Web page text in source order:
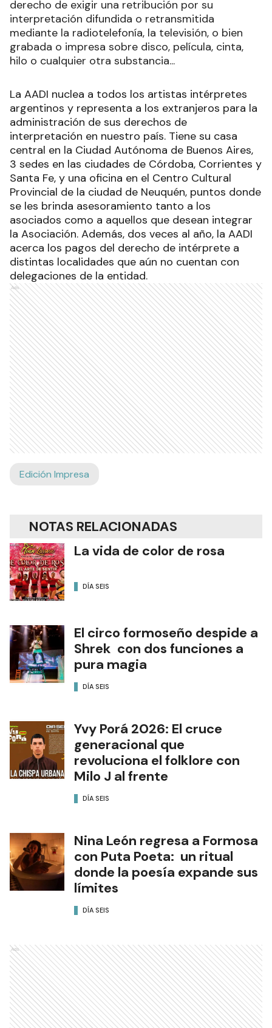
derecho de exigir una retribución por su
interpretación difundida o retransmitida
mediante la radiotelefonía, la televisión, o bien
grabada o impresa sobre disco, película, cinta,
hilo o cualquier otra substancia...
La AADI nuclea a todos los artistas intérpretes
argentinos y representa a los extranjeros para la
administración de sus derechos de
interpretación en nuestro país. Tiene su casa
central en la Ciudad Autónoma de Buenos Aires,
3 sedes en las ciudades de Córdoba, Corrientes y
Santa Fe, y una oficina en el Centro Cultural
Provincial de la ciudad de Neuquén, puntos donde
se les brinda asesoramiento tanto a los
asociados como a aquellos que desean integrar
la Asociación. Además, dos veces al año, la AADI
acerca los pagos del derecho de intérprete a
distintas localidades que aún no cuentan con
delegaciones de la entidad.
Ads
Edición Impresa
NOTAS RELACIONADAS
La vida de color de rosa
DÍA SEIS
El circo formoseño despide a
Shrek con dos funciones a
pura magia
DÍA SEIS
Yvy Porá 2026: El cruce
generacional que
revoluciona el folklore con
Milo J al frente
DÍA SEIS
Nina León regresa a Formosa
con Puta Poeta: un ritual
donde la poesía expande sus
límites
DÍA SEIS
Ads